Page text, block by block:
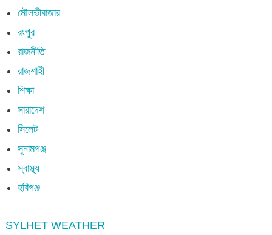
মৌলভীবাজার
রংপুর
রাজনীতি
রাজশাহী
শিক্ষা
সারাদেশ
সিলেট
সুনামগঞ্জ
স্বাস্থ্য
হবিগঞ্জ
SYLHET WEATHER